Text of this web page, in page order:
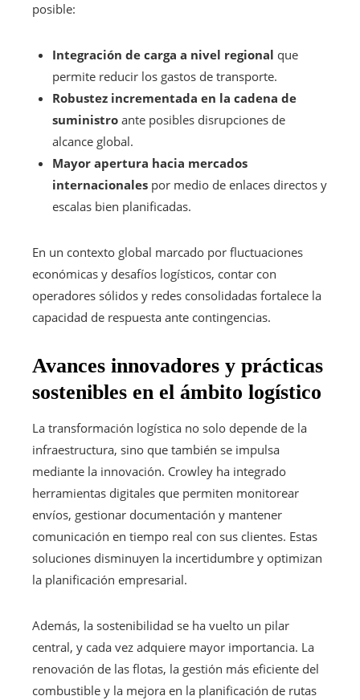
posible:
Integración de carga a nivel regional que
permite reducir los gastos de transporte.
Robustez incrementada en la cadena de
suministro ante posibles disrupciones de
alcance global.
Mayor apertura hacia mercados
internacionales por medio de enlaces directos y
escalas bien planificadas.
En un contexto global marcado por fluctuaciones
económicas y desafíos logísticos, contar con
operadores sólidos y redes consolidadas fortalece la
capacidad de respuesta ante contingencias.
Avances innovadores y prácticas
sostenibles en el ámbito logístico
La transformación logística no solo depende de la
infraestructura, sino que también se impulsa
mediante la innovación. Crowley ha integrado
herramientas digitales que permiten monitorear
envíos, gestionar documentación y mantener
comunicación en tiempo real con sus clientes. Estas
soluciones disminuyen la incertidumbre y optimizan
la planificación empresarial.
Además, la sostenibilidad se ha vuelto un pilar
central, y cada vez adquiere mayor importancia. La
renovación de las flotas, la gestión más eficiente del
combustible y la mejora en la planificación de rutas